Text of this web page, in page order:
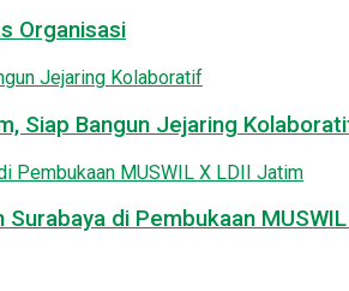
Organisasi
Siap Bangun Jejaring
di Pembukaan